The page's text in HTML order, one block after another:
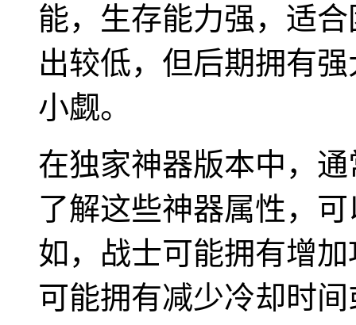
能，生存能力强，适
出较低，但后期拥有
小觑。
在独家神器版本中，
了解这些神器属性，
如，战士可能拥有增
可能拥有减少冷却时